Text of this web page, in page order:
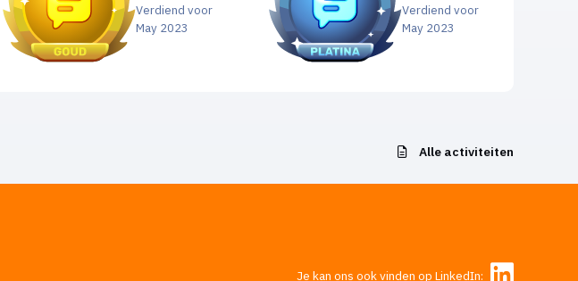
Verdiend voor
May 2023
Verdiend voor
May 2023
Alle activiteiten
Je kan ons ook vinden op LinkedIn: